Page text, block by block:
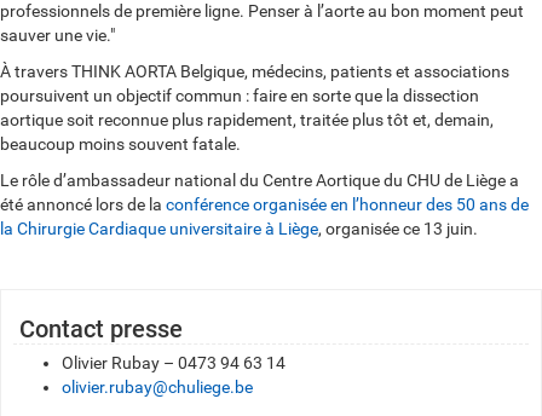
professionnels de première ligne. Penser à l’aorte au bon moment peut
sauver une vie."
À travers THINK AORTA Belgique, médecins, patients et associations
poursuivent un objectif commun : faire en sorte que la dissection
aortique soit reconnue plus rapidement, traitée plus tôt et, demain,
beaucoup moins souvent fatale.
Le rôle d’ambassadeur national du Centre Aortique du CHU de Liège a
été annoncé lors de la conférence organisée en l’honneur des 50 ans de
la Chirurgie Cardiaque universitaire à Liège, organisée ce 13 juin.
Contact presse
Olivier Rubay – 0473 94 63 14
olivier.rubay@chuliege.be